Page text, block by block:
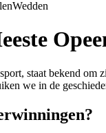
Wedden
staat bekend
we in de